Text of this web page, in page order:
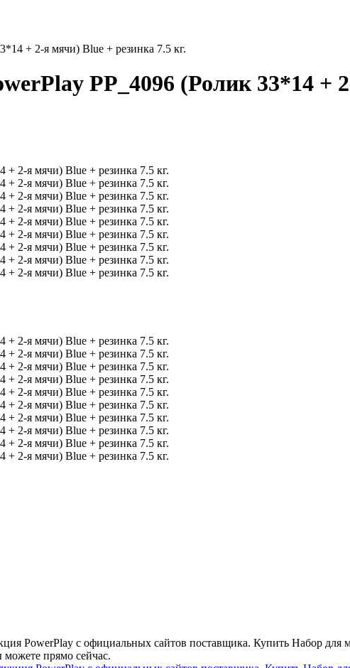
+ 2-я мячи) Blue + резинка 7.5 кг.
PP_4096 (Ролик 33*14 +
PowerPlay с официальных сайтов поставщика. Купить Набор
можете прямо сейчас.